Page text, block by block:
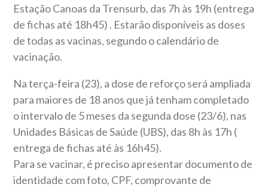
Estação Canoas da Trensurb, das 7h às 19h (entrega
de fichas até 18h45) . Estarão disponíveis as doses
de todas as vacinas, segundo o calendário de
vacinação.
Na terça-feira (23), a dose de reforço será ampliada
para maiores de 18 anos que já tenham completado
o intervalo de 5 meses da segunda dose (23/6), nas
Unidades Básicas de Saúde (UBS), das 8h às 17h (
entrega de fichas até às 16h45).
Para se vacinar, é preciso apresentar documento de
identidade com foto, CPF, comprovante de